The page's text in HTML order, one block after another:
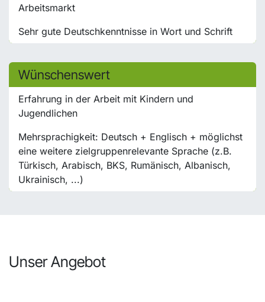
Arbeitsmarkt
Sehr gute Deutschkenntnisse in Wort und Schrift
Wünschenswert
Erfahrung in der Arbeit mit Kindern und
Jugendlichen
Mehrsprachigkeit: Deutsch + Englisch + möglichst
eine weitere zielgruppenrelevante Sprache (z.B.
Türkisch, Arabisch, BKS, Rumänisch, Albanisch,
Ukrainisch, ...)
Unser Angebot